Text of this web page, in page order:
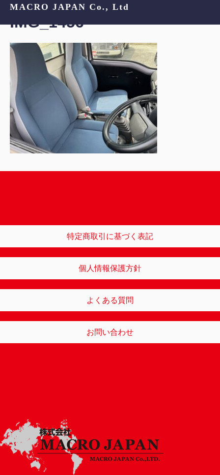
MACRO JAPAN Co., Ltd
IMG_1456
特定商取引に基づく表記
個人情報保護方針
よくある質問
お問い合わせ